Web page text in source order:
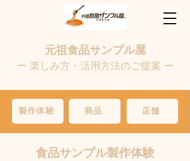
​元祖食品サンプル屋
ー 楽しみ方・活用方法のご提案 ー
製作体験 商品 店舗
​食品サンプル製作体験